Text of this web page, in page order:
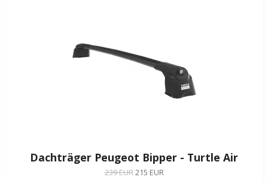
Dachträger Peugeot Bipper - Turtle Air
239 EUR215 EUR